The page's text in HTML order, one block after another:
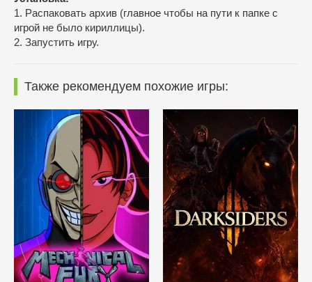
1. Распаковать архив (главное чтобы на пути к папке с
игрой не было кириллицы).
2. Запустить игру.
Также рекомендуем похожие игры: